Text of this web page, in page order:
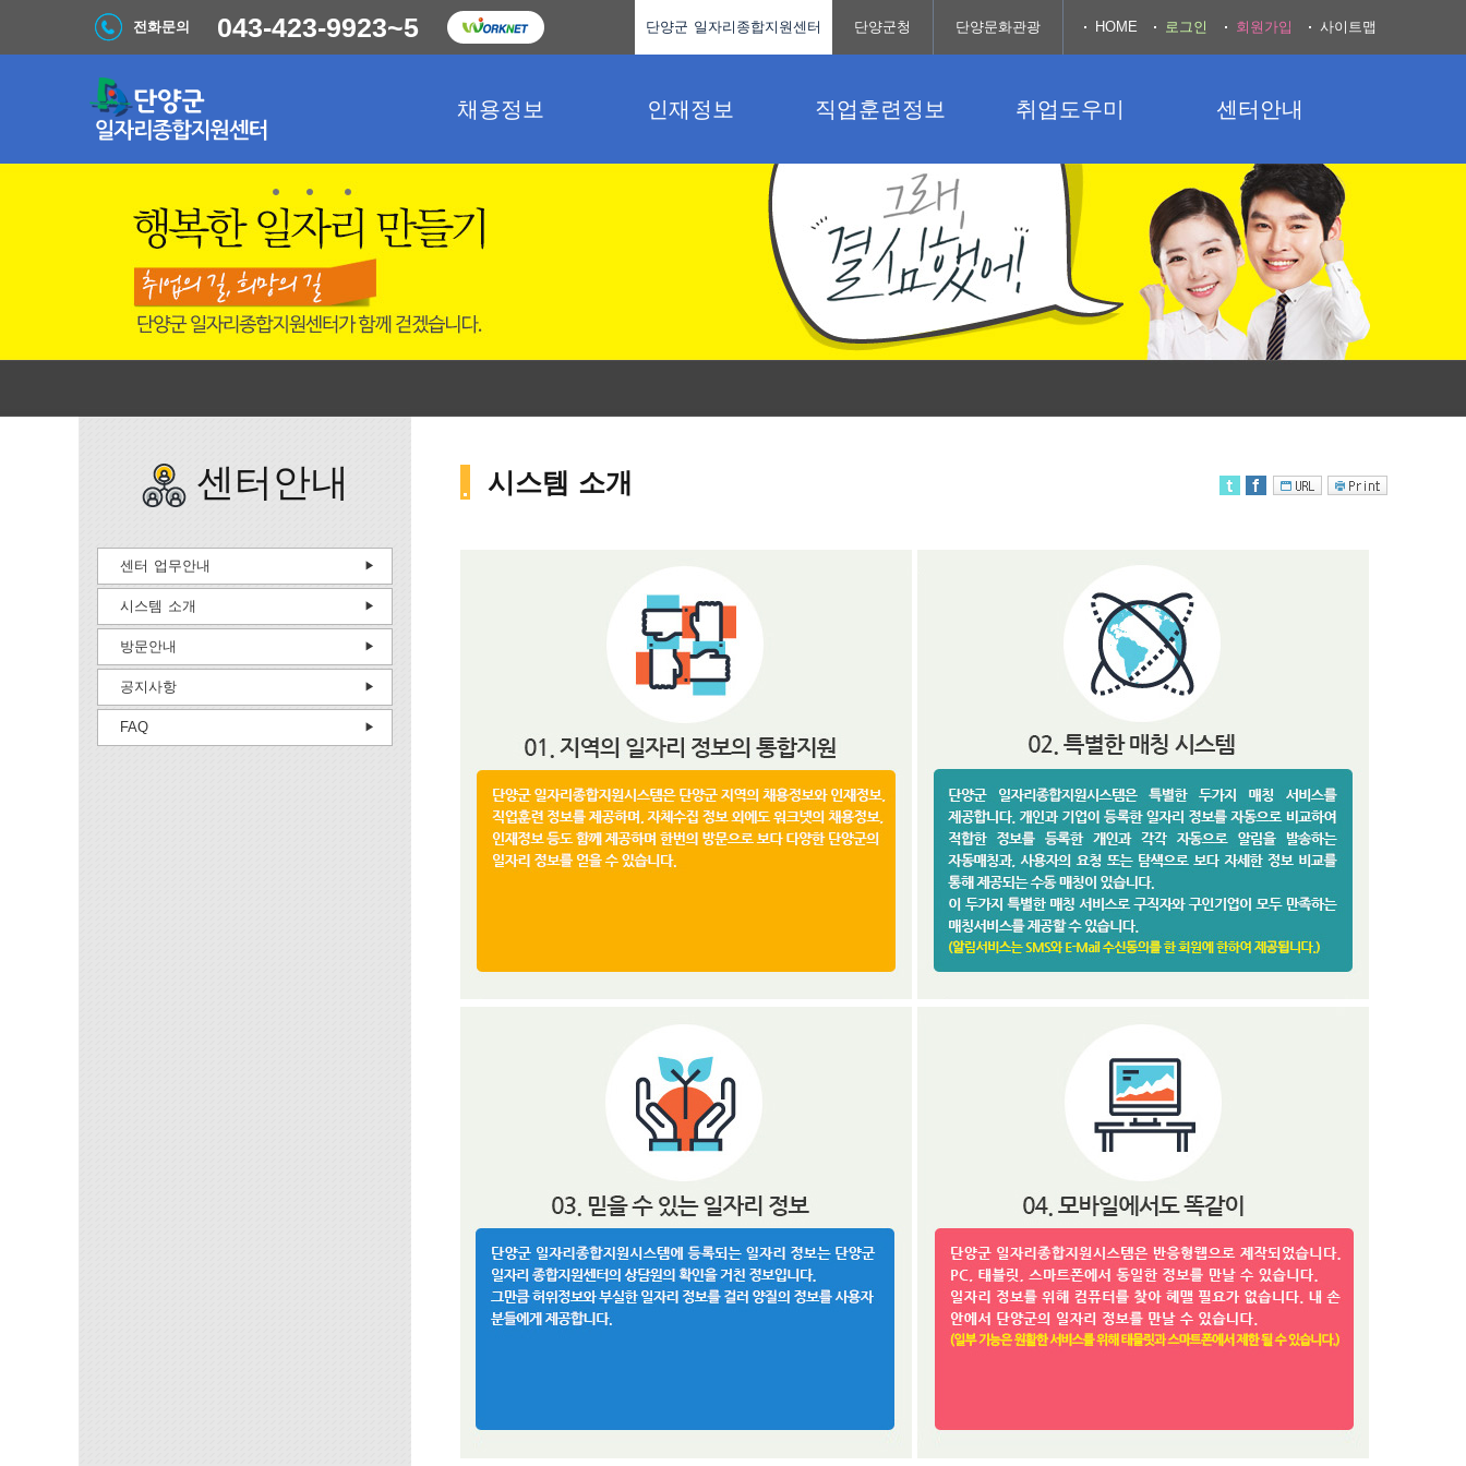
채용정보 인재정보 직업훈련정보 취업도우미 센터안내
전화문의 043-423-9923~5 단양군 일자리종합지원센터 단양군청 단양문화관광 HOME 로그인 회원가입 사이트맵
시스템 소개
센터안내
센터 업무안내
시스템 소개
방문안내
공지사항
FAQ